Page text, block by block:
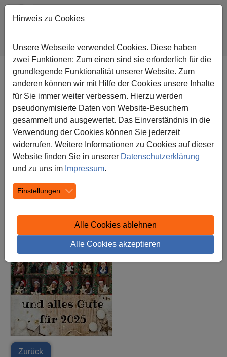
Zum Hauptinhalt springen
Sie sind hier:
Diesterwegschule Nachricht
Frohe Weihnachten!
23.12.2024 Aktuelles
... wünscht Ihnen das Team der Diesterwegschule :)
Zurück
Hinweis zu Cookies
Unsere Webseite verwendet Cookies. Diese haben
zwei Funktionen: Zum einen sind sie erforderlich für die
grundlegende Funktionalität unserer Website. Zum
anderen können wir mit Hilfe der Cookies unsere Inhalte
für Sie immer weiter verbessern. Hierzu werden
pseudonymisierte Daten von Website-Besuchern
gesammelt und ausgewertet. Das Einverständnis in die
Verwendung der Cookies können Sie jederzeit
widerrufen. Weitere Informationen zu Cookies auf dieser
Website finden Sie in unserer Datenschutzerklärung
und zu uns im Impressum.
Einstellungen
Alle Cookies ablehnen
Alle Cookies akzeptieren